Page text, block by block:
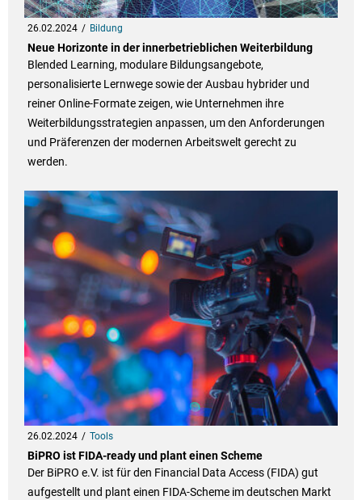
26.02.2024 Bildung
Neue Horizonte in der innerbetrieblichen Weiterbildung
Blended Learning, modulare Bildungsangebote,
personalisierte Lernwege sowie der Ausbau hybrider und
reiner Online-Formate zeigen, wie Unternehmen ihre
Weiterbildungsstrategien anpassen, um den Anforderungen
und Präferenzen der modernen Arbeitswelt gerecht zu
werden.
26.02.2024 Tools
BiPRO ist FIDA-ready und plant einen Scheme
Der BiPRO e.V. ist für den Financial Data Access (FIDA) gut
aufgestellt und plant einen FIDA-Scheme im deutschen Markt